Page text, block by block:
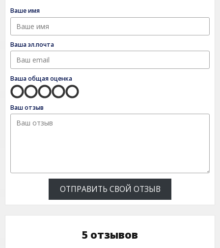
Ваше имя
Ваша эл.почта
Ваша общая оценка
Ваш отзыв
ОТПРАВИТЬ СВОЙ ОТЗЫВ
5 отзывов